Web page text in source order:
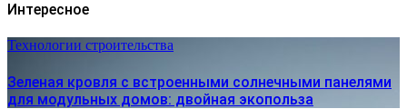
Интересное
Технологии строительства
Зеленая кровля с встроенными солнечными панелями
для модульных домов: двойная экопольза